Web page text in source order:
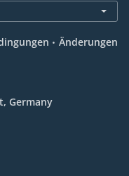
. Änderungen
Germany